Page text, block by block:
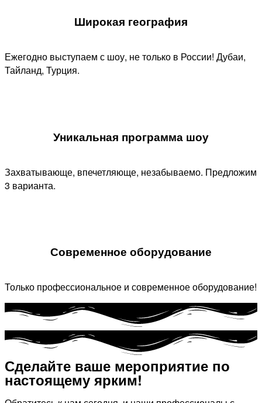
Широкая география
Ежегодно выступаем с шоу, не только в России! Дубаи,
Тайланд, Турция.
Уникальная программа шоу​
Захватывающе, впечетляюще, незабываемо. Предложим
3 варианта.
Современное оборудование
Только профессиональное и современное оборудование!
Сделайте ваше мероприятие по
настоящему ярким!​